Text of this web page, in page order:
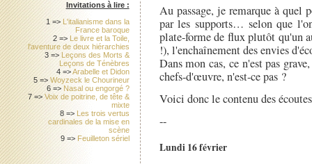
Au passage, je remarque à quel
par les supports… selon que
plate-forme de flux plutôt qu'un
!), l'enchaînement des envies
Dans mon cas, ce n'est pas
chefs-d'œuvre, n'est-ce pas ?
Voici donc le contenu des
--
Lundi 16 février
Invitations à lire :
1 => L'italianisme dans la
France baroque
2 => Le livre et la Toile,
l'aventure de deux hiérarchies
3 => Leçons des Morts &
Leçons de Ténèbres
4 =>Arabelle et Didon
5 =>Woyzeck le Chourineur
6 => Nasal ou engorgé ?
7 =>Voix de poitrine, de tête &
mixte
8 => Les trois vertus
cardinales de la mise en
scène
9 => Feuilleton sériel